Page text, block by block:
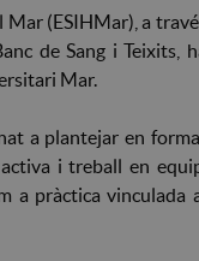
(ESIHMar), a
de Sang i Teixits,
Mar.
a plantejar en
i treball en
a pràctica vinculada